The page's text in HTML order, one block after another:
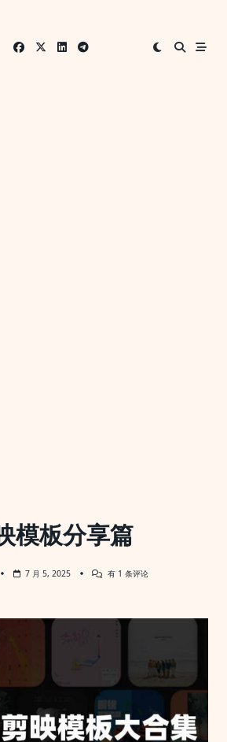
模板分享篇
7 月 5, 2025
剪
分
有 1 条评论